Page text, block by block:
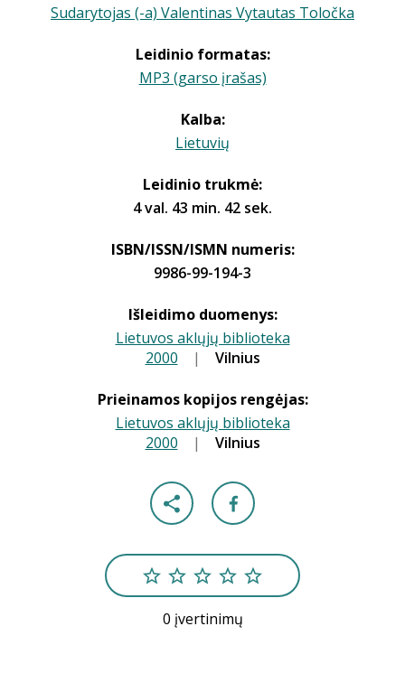
Sudarytojas (-a) Valentinas Vytautas Toločka
Leidinio formatas:
MP3 (garso įrašas)
Kalba:
Lietuvių
Leidinio trukmė:
4 val. 43 min. 42 sek.
ISBN/ISSN/ISMN numeris:
9986-99-194-3
Išleidimo duomenys:
Lietuvos aklųjų biblioteka
2000 | Vilnius
Prieinamos kopijos rengėjas:
Lietuvos aklųjų biblioteka
2000 | Vilnius
0 įvertinimų